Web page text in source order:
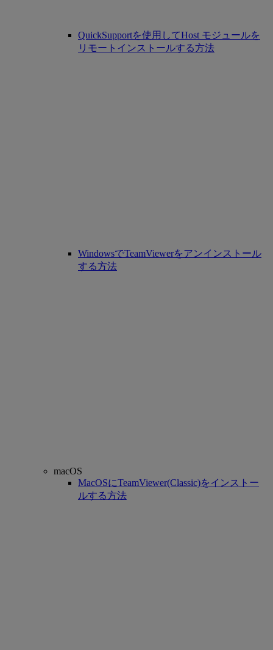
QuickSupportを使用してHost モジュールを
リモートインストールする方法
WindowsでTeamViewerをアンインストール
する方法
macOS
MacOSにTeamViewer(Classic)をインストー
ルする方法